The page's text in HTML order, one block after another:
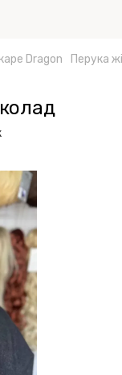
Dragon Перука